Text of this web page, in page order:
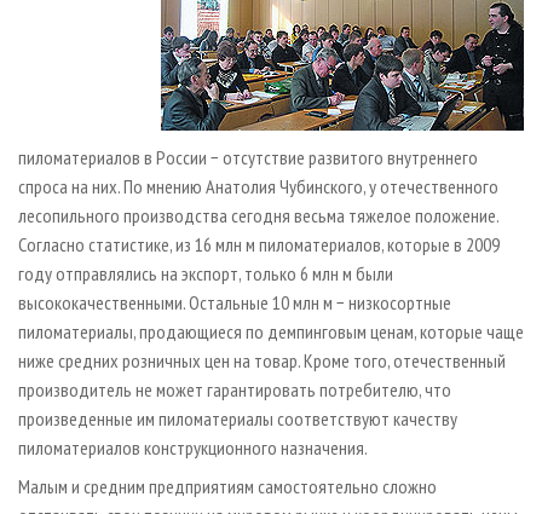
пиломатериалов в России − отсутствие развитого внутреннего
спроса на них. По мнению Анатолия Чубинского, у отечественного
лесопильного производства сегодня весьма тяжелое положение.
Согласно статистике, из 16 млн м пиломатериалов, которые в 2009
году отправлялись на экспорт, только 6 млн м были
высококачественными. Остальные 10 млн м − низкосортные
пиломатериалы, продающиеся по демпинговым ценам, которые чаще
ниже средних розничных цен на товар. Кроме того, отечественный
производитель не может гарантировать потребителю, что
произведенные им пиломатериалы соответствуют качеству
пиломатериалов конструкционного назначения.
Малым и средним предприятиям самостоятельно сложно